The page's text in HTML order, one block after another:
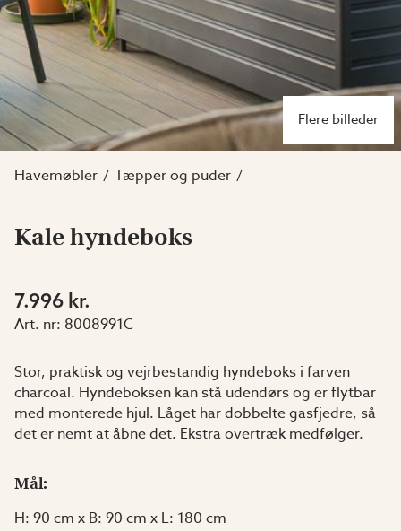
Flere billeder
Havemøbler Tæpper og puder
Kale hyndeboks
7.996 kr.
Art. nr: 8008991C
Stor, praktisk og vejrbestandig hyndeboks i farven
charcoal. Hyndeboksen kan stå udendørs og er flytbar
med monterede hjul. Låget har dobbelte gasfjedre, så
det er nemt at åbne det. Ekstra overtræk medfølger.
Mål:
H: 90 cm x B: 90 cm x L: 180 cm